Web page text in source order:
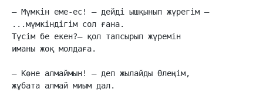
– Мүмкін еме-ес! – дейді ышқынып жүрегім –
...мүмкіндігім сол ғана.
Түсім бе екен?– қол тапсырып жүремін
иманы жоқ молдаға.
– Көне алмаймын! – деп жылайды Өлеңім,
жұбата алмай миым дал.